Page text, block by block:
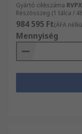
Gyártó cikkszáma
Részösszeg (1 tálca /
984 595 Ft(ÁFA
Mennyiség